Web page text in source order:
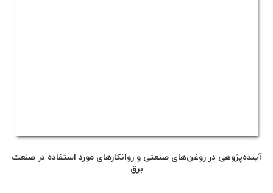
آینده‌پژوهی در روغن‌های صنعتی و روانکارهای مورد استفاده در صنعت
برق